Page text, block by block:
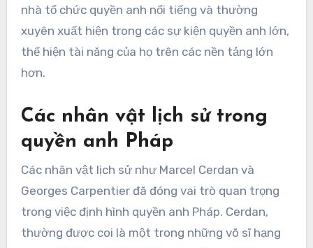
nhà tổ chức quyền anh nổi tiếng và thường
xuyên xuất hiện trong các sự kiện quyền anh lớn,
thể hiện tài năng của họ trên các nền tảng lớn
hơn.
Các nhân vật lịch sử trong
quyền anh Pháp
Các nhân vật lịch sử như Marcel Cerdan và
Georges Carpentier đã đóng vai trò quan trọng
trong việc định hình quyền anh Pháp. Cerdan,
thường được coi là một trong những võ sĩ hạng